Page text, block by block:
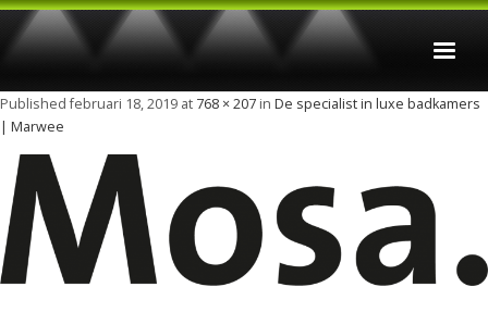
Home
Badkamers
Keukens
Verbouwingen
Publishedfebruari 18, 2019 at 768 × 207 in De specialist in luxe badkamers
| Marwee